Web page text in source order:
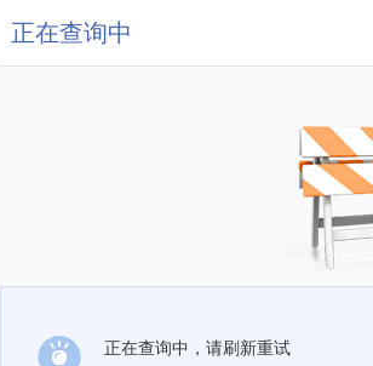
正在查询中
正在查询中，请刷新重试